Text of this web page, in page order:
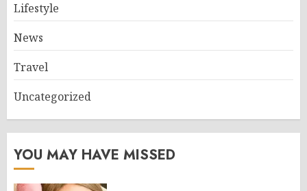
Lifestyle
News
Travel
Uncategorized
YOU MAY HAVE MISSED